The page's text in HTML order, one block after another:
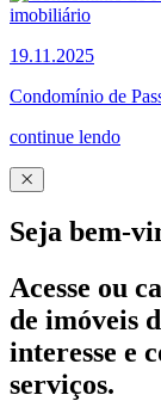
19.11.2025
Condomínio de
continue lendo
Seja bem-
Acesse ou
de imóveis
interesse e
serviços.